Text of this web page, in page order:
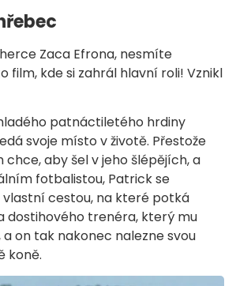
Zaca Efrona, nesmíte
film, kde si zahrál hlavní roli! Vznikl
patnáctiletého hrdiny
svoje místo v životě. Přestože
aby šel v jeho šlépějích, a
fotbalistou, Patrick se
vlastní cestou, na které potká
dostihového trenéra, který mu
on tak nakonec nalezne svou
koně.